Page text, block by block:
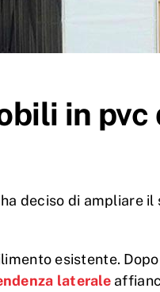
in pvc
deciso di ampliare il
esistente.
laterale